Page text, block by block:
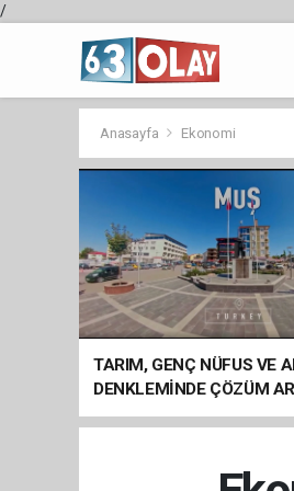
/
Anasayfa Ekonomi
TARIM, GENÇ NÜFUS VE
DENKLEMİNDE ÇÖZÜM